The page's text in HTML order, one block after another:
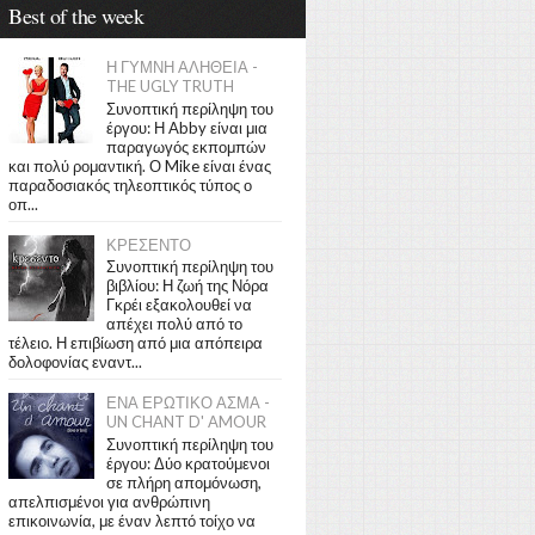
Best of the week
Η ΓΥΜΝΗ ΑΛΗΘΕΙΑ -
THE UGLY TRUTH
Συνοπτική περίληψη του
έργου: Η Abby είναι μια
παραγωγός εκπομπών
και πολύ ρομαντική. Ο Mike είναι ένας
παραδοσιακός τηλεοπτικός τύπος ο
οπ...
ΚΡΕΣΕΝΤΟ
Συνοπτική περίληψη του
βιβλίου: Η ζωή της Νόρα
Γκρέι εξακολουθεί να
απέχει πολύ από το
τέλειο. Η επιβίωση από μια απόπειρα
δολοφονίας εναντ...
ΕΝΑ ΕΡΩΤΙΚΟ ΑΣΜΑ -
UN CHANT D' AMOUR
Συνοπτική περίληψη του
έργου: Δύο κρατούμενοι
σε πλήρη απομόνωση,
απελπισμένοι για ανθρώπινη
επικοινωνία, με έναν λεπτό τοίχο να